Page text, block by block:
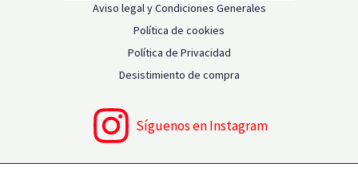
Aviso legal y Condiciones Generales
Política de cookies
Política de Privacidad
Desistimiento de compra
Síguenos en Instagram